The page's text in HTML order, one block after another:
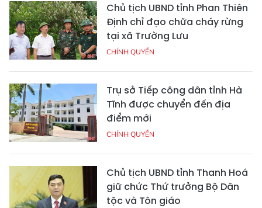
Chủ tịch UBND tỉnh Phan Thiên
Định chỉ đạo chữa cháy rừng
tại xã Trường Lưu
CHÍNH QUYỀN
Trụ sở Tiếp công dân tỉnh Hà
Tĩnh được chuyển đến địa
điểm mới
CHÍNH QUYỀN
Chủ tịch UBND tỉnh Thanh Hoá
giữ chức Thứ trưởng Bộ Dân
tộc và Tôn giáo